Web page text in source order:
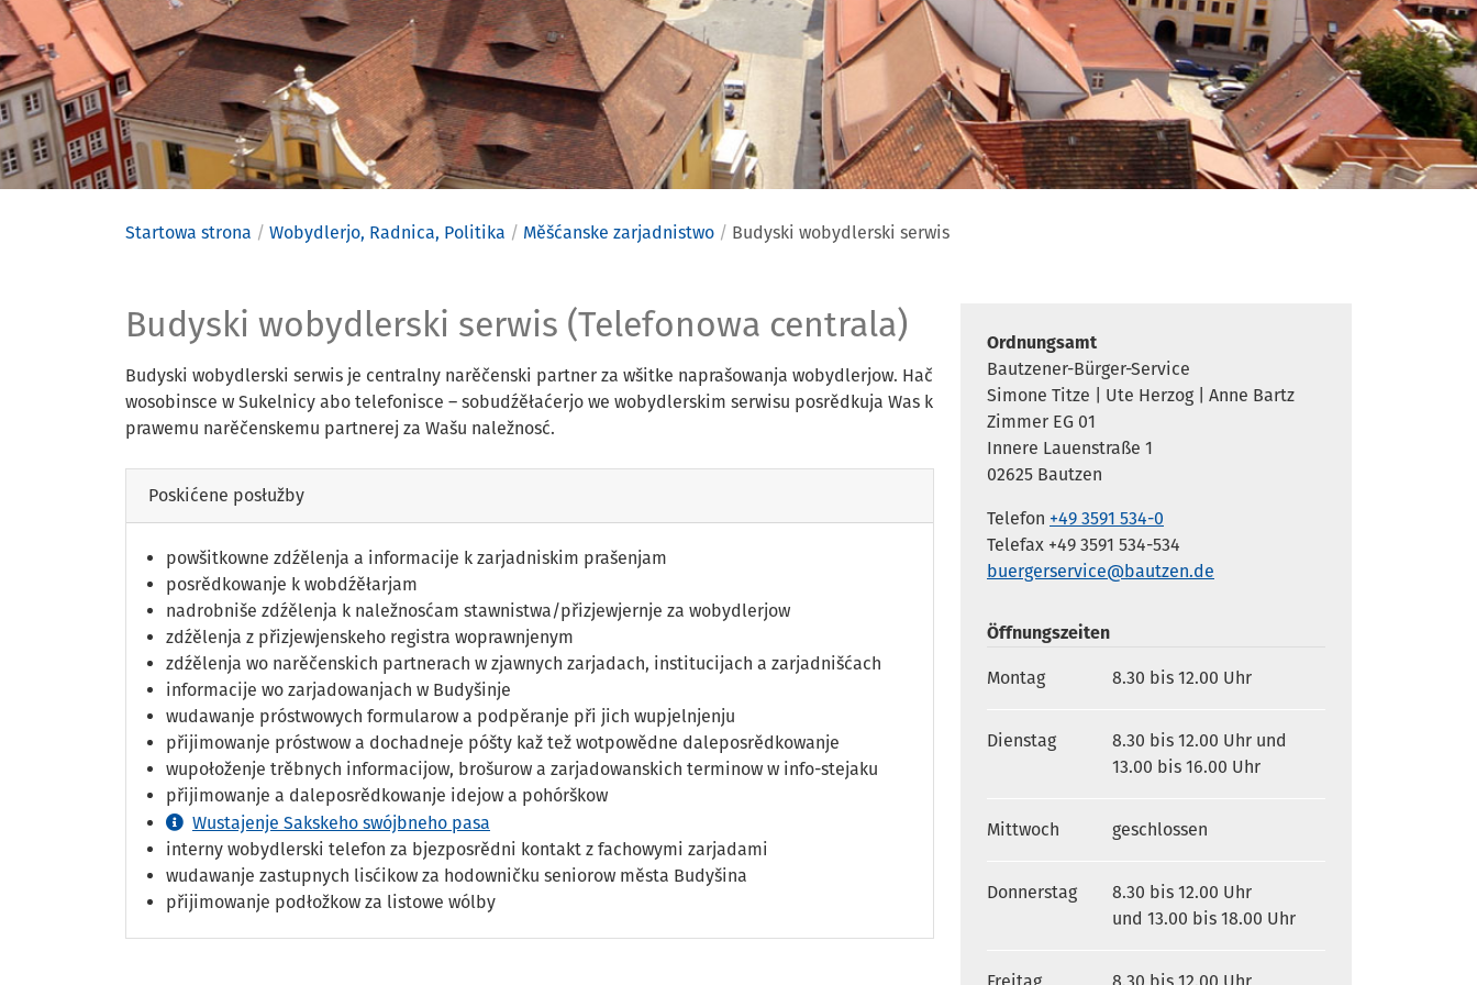
Startowa strona Wobydlerjo, Radnica, Politika Měšćanske zarjadnistwo Budyski wobydlerski serwis
Budyski wobydlerski serwis
Budyski wobydlerski serwis (Telefonowa centrala)
Budyski wobydlerski serwis je centralny narěčenski partner za wšitke naprašowanja wobydlerjow. Hač
wosobinsce w Sukelnicy abo telefonisce – sobudźěłaćerjo we wobydlerskim serwisu posrědkuja Was k
prawemu narěčenskemu partnerej za Wašu naležnosć.
Poskićene posłužby
powšitkowne zdźělenja a informacije k zarjadniskim prašenjam
posrědkowanje k wobdźěłarjam
nadrobniše zdźělenja k naležnosćam stawnistwa/přizjewjernje za wobydlerjow
zdźělenja z přizjewjenskeho registra woprawnjenym
zdźělenja wo narěčenskich partnerach w zjawnych zarjadach, institucijach a zarjadnišćach
informacije wo zarjadowanjach w Budyšinje
wudawanje próstwowych formularow a podpěranje při jich wupjelnjenju
přijimowanje próstwow a dochadneje póšty kaž tež wotpowědne daleposrědkowanje
wupołoženje trěbnych informacijow, brošurow a zarjadowanskich terminow w info-stejaku
přijimowanje a daleposrědkowanje idejow a pohórškow
Wustajenje Sakskeho swójbneho pasa
interny wobydlerski telefon za bjezposrědni kontakt z fachowymi zarjadami
wudawanje zastupnych lisćikow za hodowničku seniorow města Budyšina
přijimowanje podłožkow za listowe wólby
Ordnungsamt
Bautzener-Bürger-Service
Simone Titze | Ute Herzog | Anne Bartz
Zimmer EG 01
Innere Lauenstraße 1
02625 Bautzen
Telefon +49 3591 534-0
Telefax +49 3591 534-534
buergerservice@bautzen.de
Öffnungszeiten
Montag 8.30 bis 12.00 Uhr
Dienstag
8.30 bis 12.00 Uhr und
13.00 bis 16.00 Uhr
Mittwoch geschlossen
Donnerstag
8.30 bis 12.00 Uhr
und 13.00 bis 18.00 Uhr